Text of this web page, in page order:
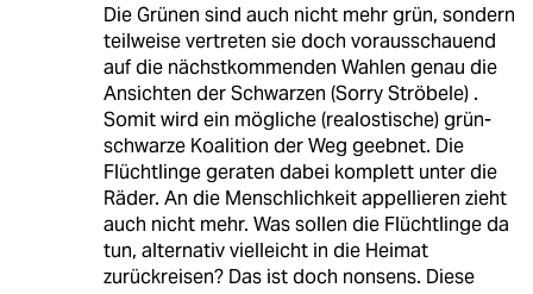
Die Grünen sind auch nicht mehr grün, sondern
teilweise vertreten sie doch vorausschauend
auf die nächstkommenden Wahlen genau die
Ansichten der Schwarzen (Sorry Ströbele) .
Somit wird ein mögliche (realostische) grün-
schwarze Koalition der Weg geebnet. Die
Flüchtlinge geraten dabei komplett unter die
Räder. An die Menschlichkeit appellieren zieht
auch nicht mehr. Was sollen die Flüchtlinge da
tun, alternativ vielleicht in die Heimat
zurückreisen? Das ist doch nonsens. Diese